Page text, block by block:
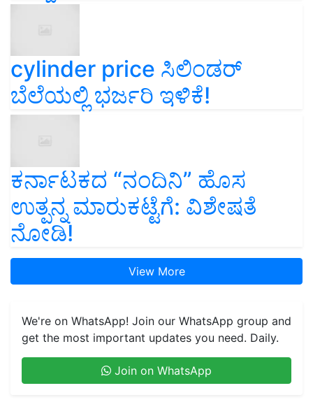
cylinder price ಸಿಲಿಂಡರ್‌
ಬೆಲೆಯಲ್ಲಿ ಭರ್ಜರಿ ಇಳಿಕೆ!
ಕರ್ನಾಟಕದ “ನಂದಿನಿ” ಹೊಸ
ಉತ್ಪನ್ನ ಮಾರುಕಟ್ಟೆಗೆ: ವಿಶೇಷತೆ
ನೋಡಿ!
View More
We're on WhatsApp! Join our WhatsApp group and
get the most important updates you need. Daily.
Join on WhatsApp